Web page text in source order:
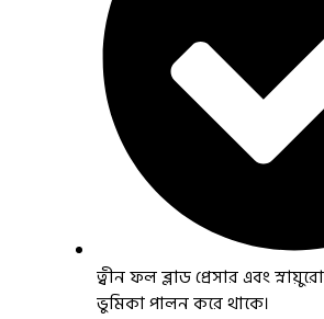
ত্বীন ফল ব্লাড প্রেসার এবং
ভুমিকা পালন করে থাকে।